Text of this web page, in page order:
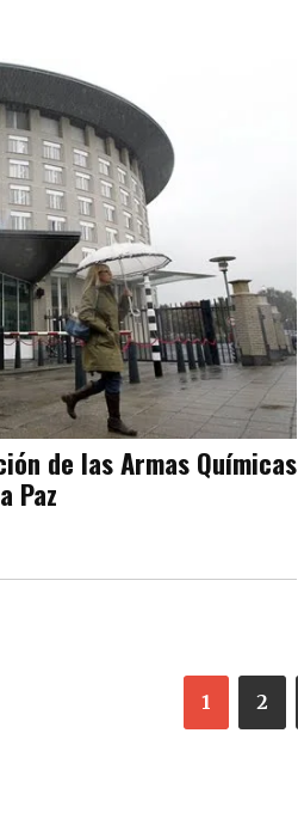
de las Armas Químicas
Paz
1 2